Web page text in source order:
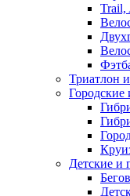
Trail,
Триатлон
Детские и